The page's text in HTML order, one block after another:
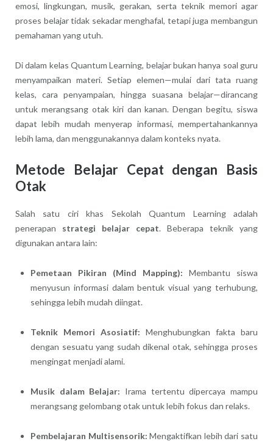
emosi, lingkungan, musik, gerakan, serta teknik memori agar
proses belajar tidak sekadar menghafal, tetapi juga membangun
pemahaman yang utuh.
Di dalam kelas Quantum Learning, belajar bukan hanya soal guru
menyampaikan materi. Setiap elemen—mulai dari tata ruang
kelas, cara penyampaian, hingga suasana belajar—dirancang
untuk merangsang otak kiri dan kanan. Dengan begitu, siswa
dapat lebih mudah menyerap informasi, mempertahankannya
lebih lama, dan menggunakannya dalam konteks nyata.
Metode Belajar Cepat dengan Basis
Otak
Salah satu ciri khas Sekolah Quantum Learning adalah
penerapan strategi belajar cepat. Beberapa teknik yang
digunakan antara lain:
Pemetaan Pikiran (Mind Mapping): Membantu siswa
menyusun informasi dalam bentuk visual yang terhubung,
sehingga lebih mudah diingat.
Teknik Memori Asosiatif: Menghubungkan fakta baru
dengan sesuatu yang sudah dikenal otak, sehingga proses
mengingat menjadi alami.
Musik dalam Belajar: Irama tertentu dipercaya mampu
merangsang gelombang otak untuk lebih fokus dan relaks.
Pembelajaran Multisensorik: Mengaktifkan lebih dari satu